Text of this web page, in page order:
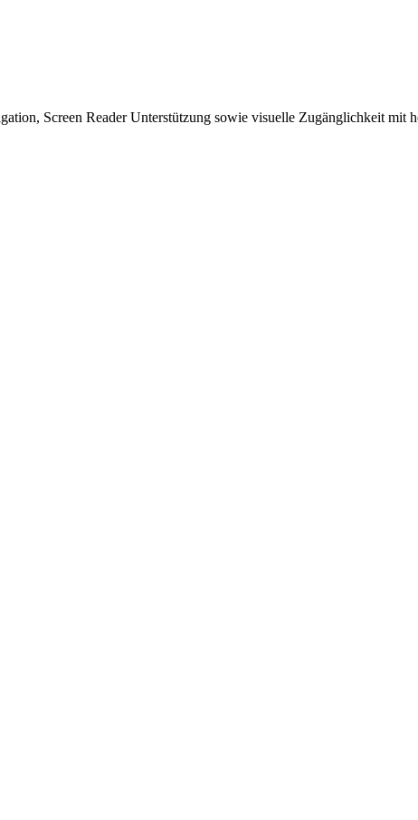
Screen Reader Unterstützung sowie visuelle Zugänglichkeit mit